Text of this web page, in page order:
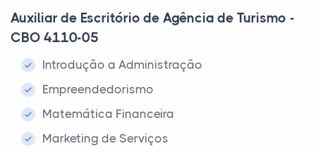
Auxiliar de Escritório de Agência de Turismo -
CBO 4110-05
Introdução a Administração
Empreendedorismo
Matemática Financeira
Marketing de Serviços